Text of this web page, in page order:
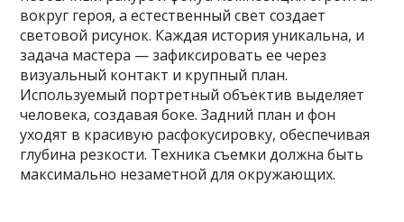
вокруг героя, а естественный свет создает
световой рисунок. Каждая история уникальна, и
задача мастера — зафиксировать ее через
визуальный контакт и крупный план.
Используемый портретный объектив выделяет
человека, создавая боке. Задний план и фон
уходят в красивую расфокусировку, обеспечивая
глубина резкости. Техника съемки должна быть
максимально незаметной для окружающих.